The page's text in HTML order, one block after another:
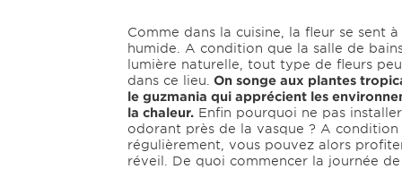
Comme dans la cuisine, la fleur se sent
humide. A condition que la salle de
lumière naturelle, tout type de fleurs
dans ce lieu. On songe aux plantes
le guzmania qui apprécient les
la chaleur.Enfin pourquoi ne pas
odorant près de la vasque ? A condition
régulièrement, vous pouvez alors
réveil. De quoi commencer la journée